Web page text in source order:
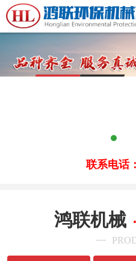
联系电话
鸿联机械